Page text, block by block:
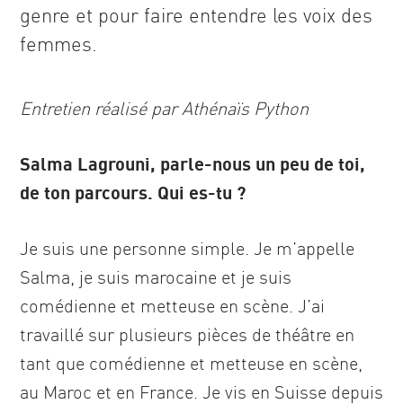
genre et pour faire entendre les voix des
femmes.
Entretien réalisé par Athénaïs Python
Salma Lagrouni, parle-nous un peu de toi,
de ton parcours. Qui es-tu ?
Je suis une personne simple. Je m’appelle
Salma, je suis marocaine et je suis
comédienne et metteuse en scène. J’ai
travaillé sur plusieurs pièces de théâtre en
tant que comédienne et metteuse en scène,
au Maroc et en France. Je vis en Suisse depuis